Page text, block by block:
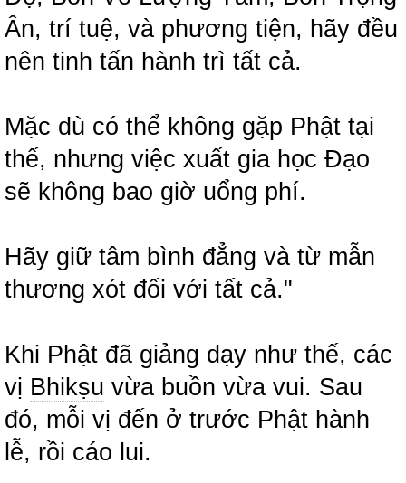
Ân, trí tuệ, và phương tiện, hãy đều
nên tinh tấn hành trì tất cả.
Mặc dù có thể không gặp Phật tại
thế, nhưng việc xuất gia học Đạo
sẽ không bao giờ uổng phí.
Hãy giữ tâm bình đẳng và từ mẫn
thương xót đối với tất cả."
Khi Phật đã giảng dạy như thế, các
vị Bhikṣu vừa buồn vừa vui. Sau
đó, mỗi vị đến ở trước Phật hành
lễ, rồi cáo lui.